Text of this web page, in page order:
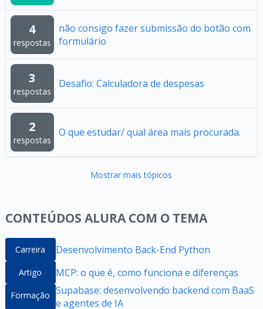
4
respostas
não consigo fazer submissão do botão com
formulário
3
respostas
Desafio: Calculadora de despesas
2
respostas
O que estudar/ qual área mais procurada.
Mostrar mais tópicos
CONTEÚDOS ALURA COM O TEMA
Carreira Desenvolvimento Back-End Python
Artigo MCP: o que é, como funciona e diferenças
Formação Supabase: desenvolvendo backend com BaaS
e agentes de IA